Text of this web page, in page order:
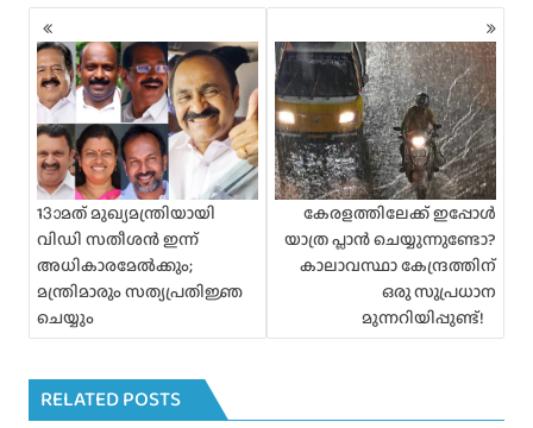
P
o
s
t
s
n
a
v
g
a
t
o
13ാമത് മുഖ്യമന്ത്രിയായി
വിഡി സതീശൻ ഇന്ന്
അധികാരമേൽക്കും;
മന്ത്രിമാരും സത്യപ്രതിജ്ഞ
ചെയ്യും
കേരളത്തിലേക്ക് ഇപ്പോൾ
യാത്ര പ്ലാൻ ചെയ്യുന്നുണ്ടോ?
കാലാവസ്ഥാ കേന്ദ്രത്തിന്
ഒരു സുപ്രധാന
മുന്നറിയിപ്പുണ്ട്!
RELATED POSTS